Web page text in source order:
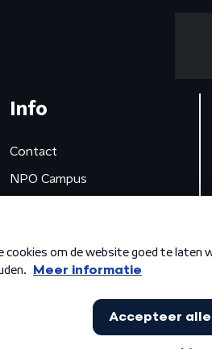
Info
Contact
NPO Campus